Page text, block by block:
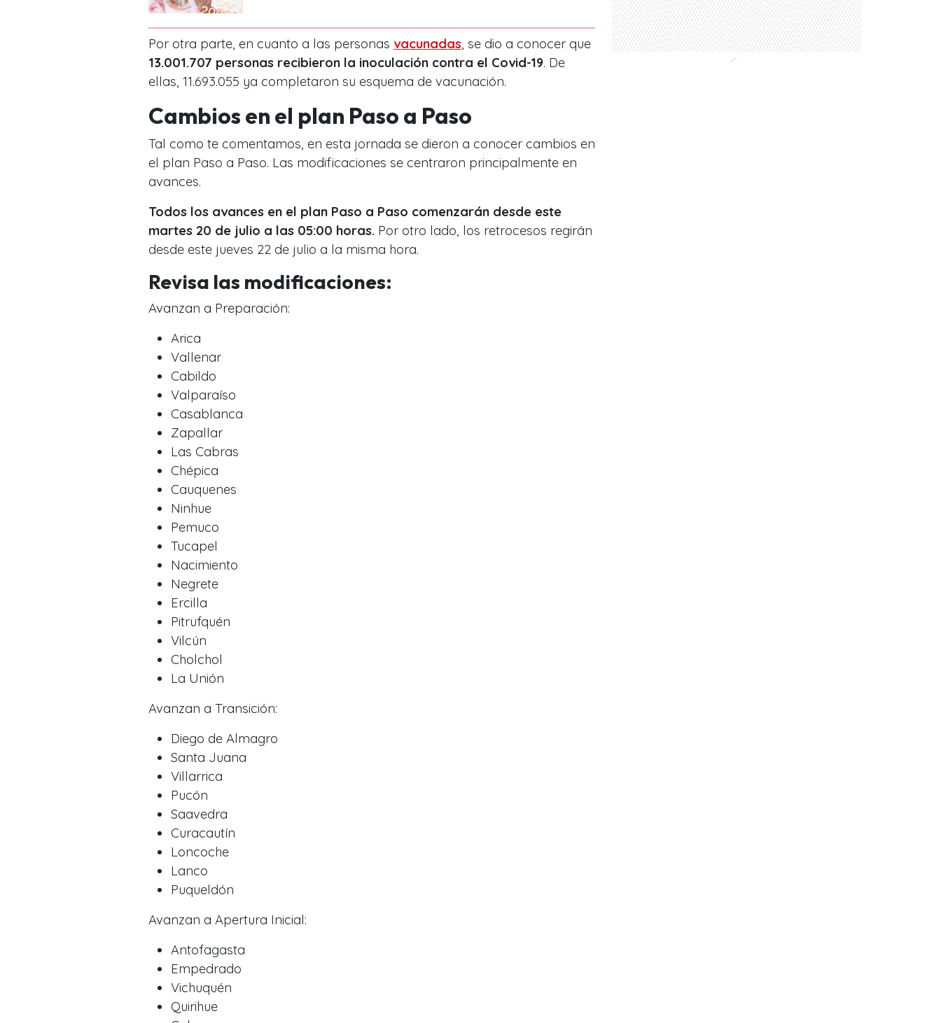
Por otra parte, en cuanto a las personas vacunadas, se dio a conocer que
13.001.707 personas recibieron la inoculación contra el Covid-19. De
ellas, 11.693.055 ya completaron su esquema de vacunación.
Cambios en el plan Paso a Paso
Tal como te comentamos, en esta jornada se dieron a conocer cambios en
el plan Paso a Paso. Las modificaciones se centraron principalmente en
avances.
Todos los avances en el plan Paso a Paso comenzarán desde este
martes 20 de julio a las 05:00 horas. Por otro lado, los retrocesos regirán
desde este jueves 22 de julio a la misma hora.
Revisa las modificaciones:
Avanzan a Preparación:
Arica
Vallenar
Cabildo
Valparaíso
Casablanca
Zapallar
Las Cabras
Chépica
Cauquenes
Ninhue
Pemuco
Tucapel
Nacimiento
Negrete
Ercilla
Pitrufquén
Vilcún
Cholchol
La Unión
Avanzan a Transición:
Diego de Almagro
Santa Juana
Villarrica
Pucón
Saavedra
Curacautín
Loncoche
Lanco
Puqueldón
Avanzan a Apertura Inicial:
Antofagasta
Empedrado
Vichuquén
Quirihue